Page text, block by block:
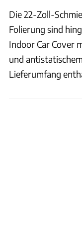
Die 22-Zoll-
Folierung sind
Indoor Car Cover
und
Lieferumfang